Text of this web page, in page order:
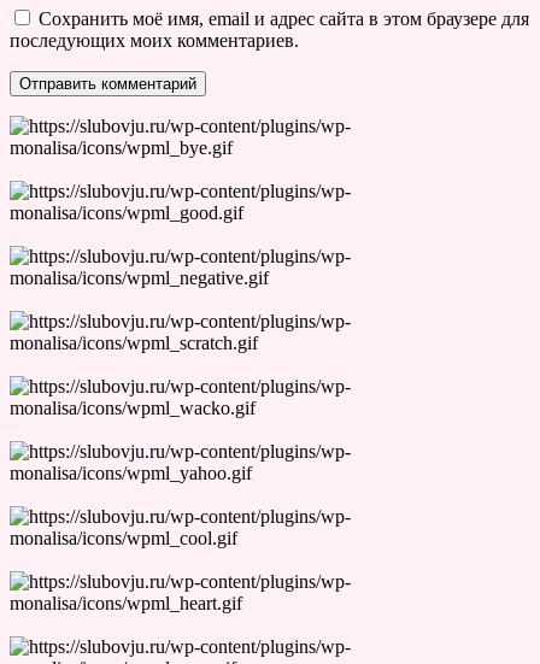
Сохранить моё имя, email и адрес сайта в этом браузере для
последующих моих комментариев.